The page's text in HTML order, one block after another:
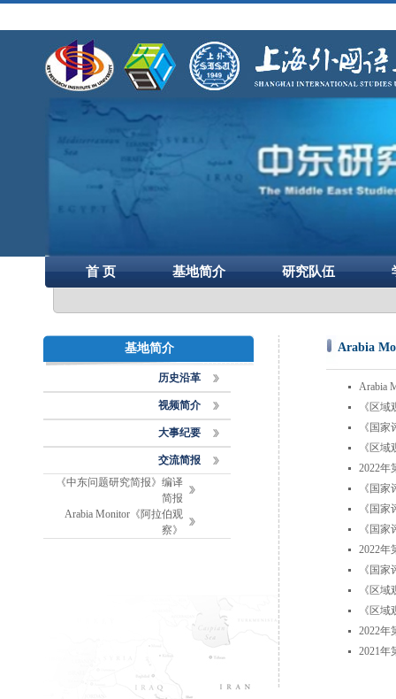
首 页 基地简介 研究队伍
基地简介
历史沿革
视频简介
大事纪要
交流简报
《中东问题研究简报》编译
简报
Arabia Monitor《阿拉伯观
察》
Arabia
Arabia
《区
《国
《区
2022年
《国
《国
《国
2022年
《国
《区
《区
2022年
2021年